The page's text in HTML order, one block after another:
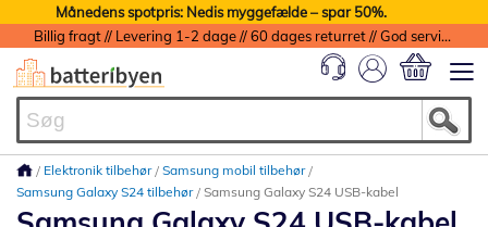
Månedens spotpris: Nedis myggefælde – spar 50%.
Billig fragt // Levering 1-2 dage // 60 dages returret // God service med garanti
Elektronik tilbehør Samsung mobil tilbehør
Samsung Galaxy S24 tilbehør Samsung Galaxy S24 USB-kabel